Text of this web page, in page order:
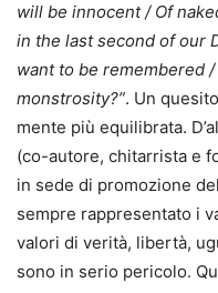
will be innocent / Of
in the last second of our
want to be remembered
monstrosity?”. Un
mente più equilibrata.
(co-autore, chitarrista e
in sede di promozione
sempre rappresentato i
valori di verità, libertà,
sono in serio pericolo.